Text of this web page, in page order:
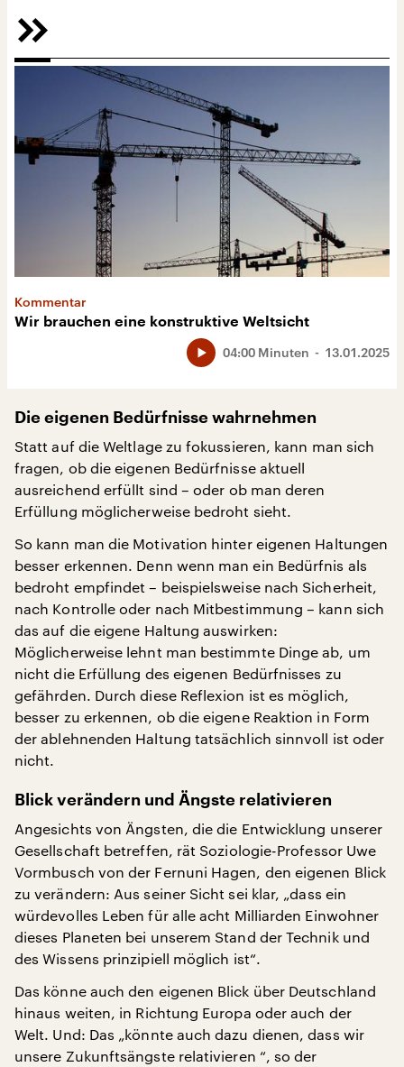
Kommentar
Wir brauchen eine konstruktive Weltsicht
13.01.2025
04:00 Minuten
Die eigenen Bedürfnisse wahrnehmen
Statt auf die Weltlage zu fokussieren, kann man sich
fragen, ob die eigenen Bedürfnisse aktuell
ausreichend erfüllt sind – oder ob man deren
Erfüllung möglicherweise bedroht sieht.
So kann man die Motivation hinter eigenen Haltungen
besser erkennen. Denn wenn man ein Bedürfnis als
bedroht empfindet – beispielsweise nach Sicherheit,
nach Kontrolle oder nach Mitbestimmung – kann sich
das auf die eigene Haltung auswirken:
Möglicherweise lehnt man bestimmte Dinge ab, um
nicht die Erfüllung des eigenen Bedürfnisses zu
gefährden. Durch diese Reflexion ist es möglich,
besser zu erkennen, ob die eigene Reaktion in Form
der ablehnenden Haltung tatsächlich sinnvoll ist oder
nicht.
Blick verändern und Ängste relativieren
Angesichts von Ängsten, die die Entwicklung unserer
Gesellschaft betreffen, rät Soziologie-Professor Uwe
Vormbusch von der Fernuni Hagen, den eigenen Blick
zu verändern: Aus seiner Sicht sei klar, „dass ein
würdevolles Leben für alle acht Milliarden Einwohner
dieses Planeten bei unserem Stand der Technik und
des Wissens prinzipiell möglich ist“.
Das könne auch den eigenen Blick über Deutschland
hinaus weiten, in Richtung Europa oder auch der
Welt. Und: Das „könnte auch dazu dienen, dass wir
unsere Zukunftsängste relativieren “, so der